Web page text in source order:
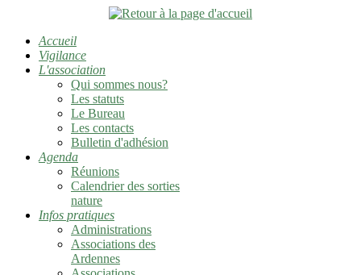
Accueil
Vigilance
L'association
Qui sommes nous?
Les statuts
Le Bureau
Les contacts
Bulletin d'adhésion
Agenda
Réunions
Calendrier des sorties
nature
Infos pratiques
Administrations
Associations des
Ardennes